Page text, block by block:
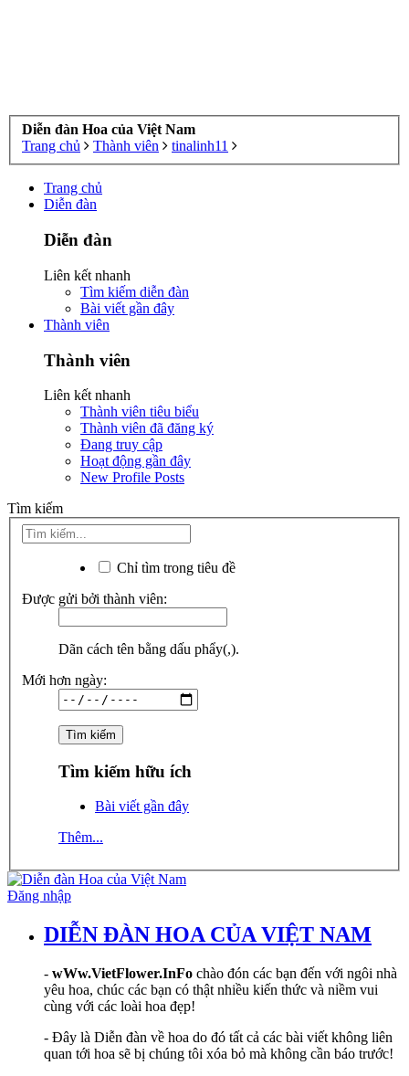
Diễn đàn Hoa của Việt Nam
Trang chủ
Thành viên tinalinh11
Trang chủ
Diễn đàn
Diễn đàn
Liên kết nhanh
Tìm kiếm diễn đàn
Bài viết gần đây
Thành viên
Thành viên
Liên kết nhanh
Thành viên tiêu biểu
Thành viên đã đăng ký
Đang truy cập
Hoạt động gần đây
New Profile Posts
Tìm kiếm
Chỉ tìm trong tiêu đề
Được gửi bởi thành viên:
Dãn cách tên bằng dấu phẩy(,).
Mới hơn ngày:
Tìm kiếm hữu ích
Bài viết gần đây
Thêm...
Đăng nhập
DIỄN ĐÀN HOA CỦA VIỆT NAM
- wWw.VietFlower.InFo chào đón các bạn đến với ngôi nhà
yêu hoa, chúc các bạn có thật nhiều kiến thức và niềm vui
cùng với các loài hoa đẹp!
- Đây là Diễn đàn về hoa do đó tất cả các bài viết không liên
quan tới hoa sẽ bị chúng tôi xóa bỏ mà không cần báo trước!